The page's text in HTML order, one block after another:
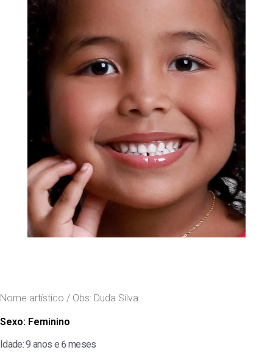
Nome artístico / Obs: Duda Silva
Sexo: Feminino
Idade: 9 anos e 6 meses